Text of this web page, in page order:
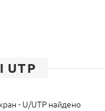
- U/UTP найдено